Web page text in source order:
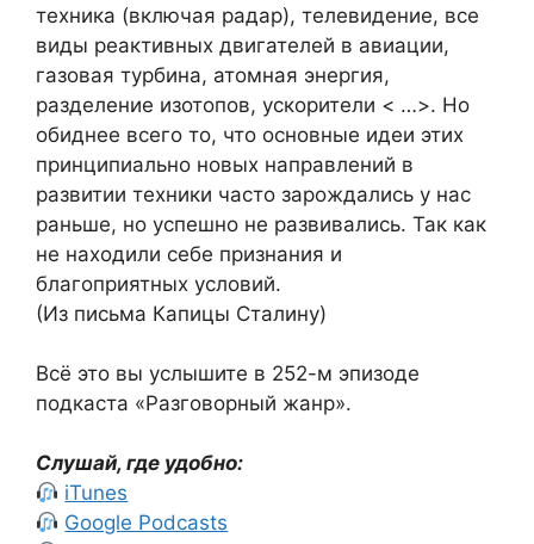
техника (включая радар), телевидение, все
виды реактивных двигателей в авиации,
газовая турбина, атомная энергия,
разделение изотопов, ускорители < …>. Но
обиднее всего то, что основные идеи этих
принципиально новых направлений в
развитии техники часто зарождались у нас
раньше, но успешно не развивались. Так как
не находили себе признания и
благоприятных условий.
(Из письма Капицы Сталину)
Всё это вы услышите в 252-м эпизоде
подкаста «Разговорный жанр».
Слушай, где удобно:
iTunes
Google Podcasts